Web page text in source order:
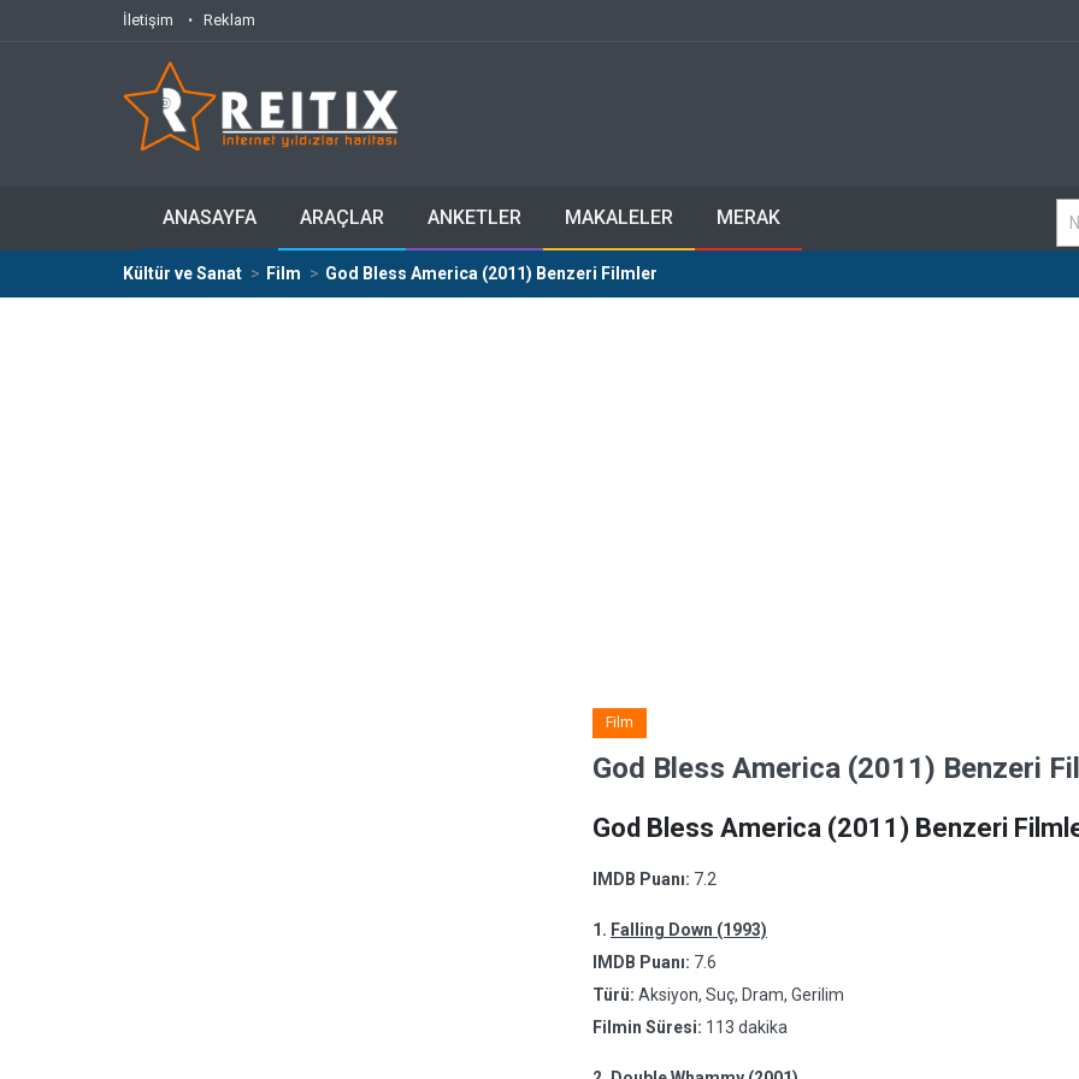
İletişim Reklam
ANASAYFA ARAÇLAR ANKETLER MAKALELER MERAK
Kültür ve Sanat Film God Bless America (2011) Benzeri Filmler
Film
God Bless America (2011) Benzeri
God Bless America (2011) Benzeri
IMDB Puanı: 7.2
1. Falling Down (1993)
IMDB Puanı: 7.6
Türü: Aksiyon, Suç, Dram, Gerilim
Filmin Süresi: 113 dakika